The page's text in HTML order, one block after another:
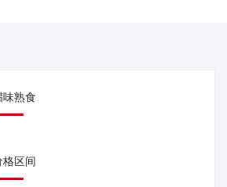
味熟食
格区间